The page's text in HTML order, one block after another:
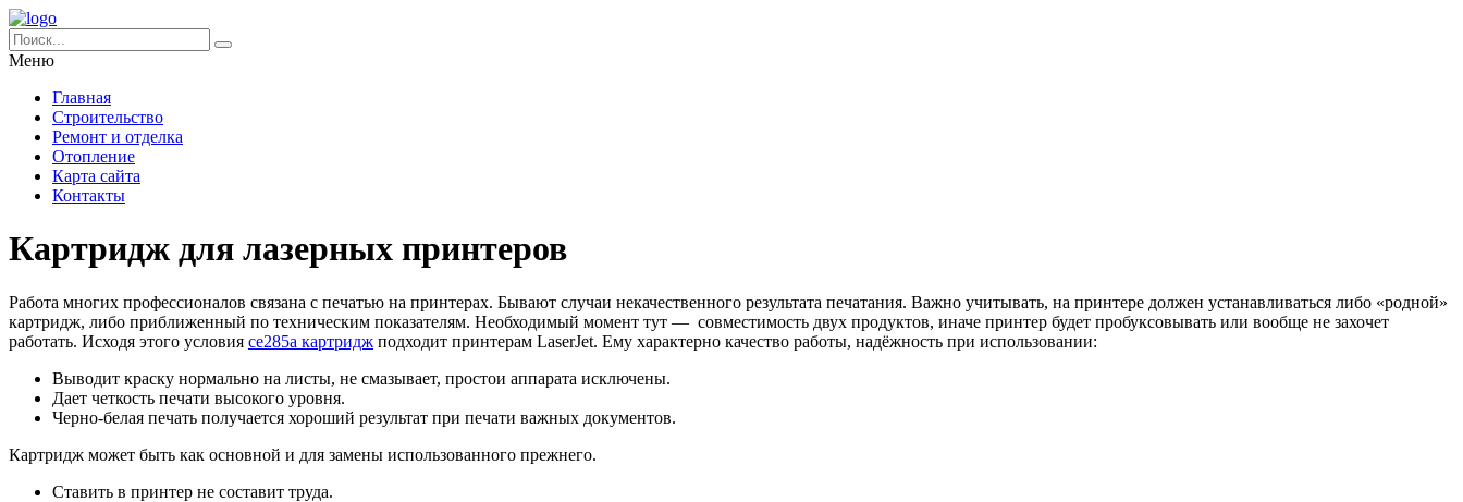
Меню
Главная
Строительство
Ремонт и отделка
Отопление
Карта сайта
Контакты
Картридж для лазерных принтеров
Работа многих профессионалов связана с печатью на принтерах. Бывают случаи некачественного результата печатания. Важно учитывать, на принтере должен устанавливаться либо «родной»
картридж, либо приближенный по техническим показателям. Необходимый момент тут — совместимость двух продуктов, иначе принтер будет пробуксовывать или вообще не захочет
работать. Исходя этого условия ce285a картридж подходит принтерам LaserJet. Ему характерно качество работы, надёжность при использовании:
Выводит краску нормально на листы, не смазывает, простои аппарата исключены.
Дает четкость печати высокого уровня.
Черно-белая печать получается хороший результат при печати важных документов.
Картридж может быть как основной и для замены использованного прежнего.
Ставить в принтер не составит труда.